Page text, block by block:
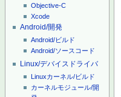
Objective-C
Xcode
Android/開発
Android/ビルド
Android/ソースコード
Linux/デバイスドライバ
Linuxカーネル/ビルド
カーネルモジュール/開